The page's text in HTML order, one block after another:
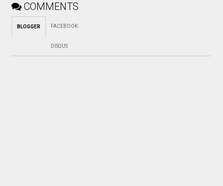
COMMENTS
BLOGGER FACEBOOK:
DISQUS